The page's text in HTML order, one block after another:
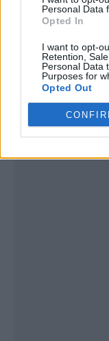
Personal Data
Opted In
I want to opt-
Retention,
Personal Data
Purposes for
Opted Out